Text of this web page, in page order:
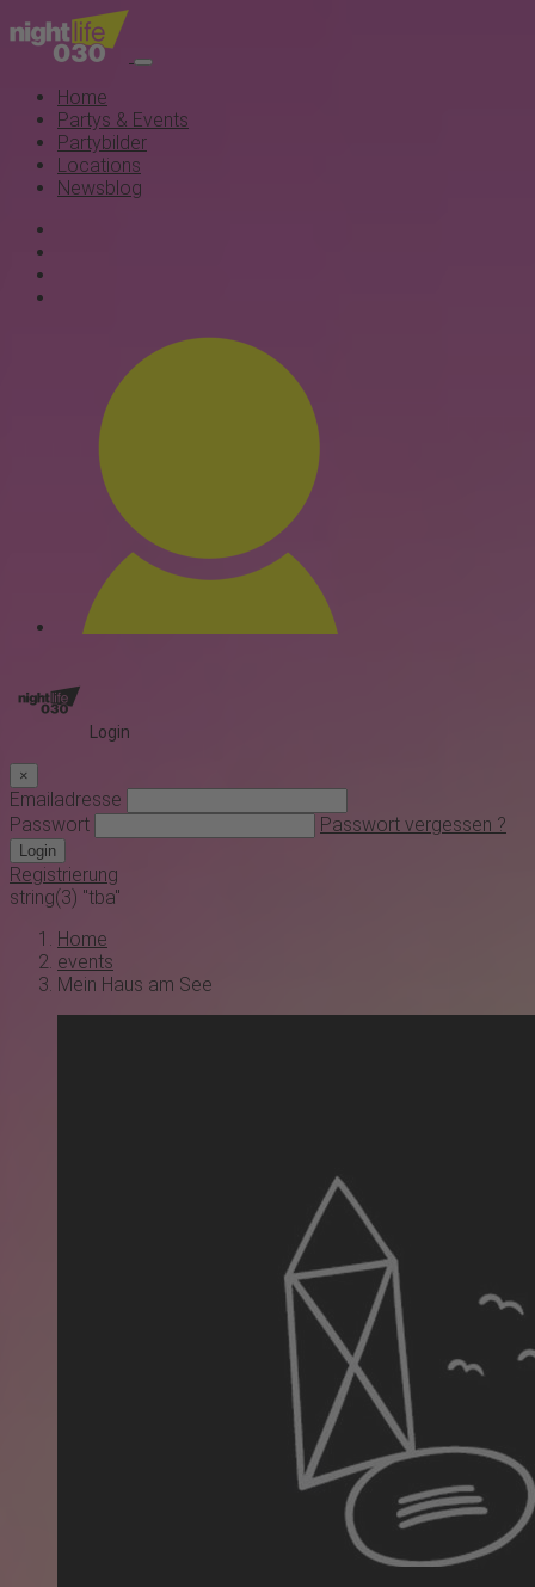
Home
Partys & Events
Partybilder
Locations
Newsblog
Login
×
Emailadresse
Passwort
Passwort vergessen ?
Login
Registrierung
string(3) "tba"
Home
events
Mein Haus am See